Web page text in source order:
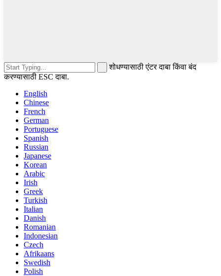
शोधण्यासाठी एंटर दाबा किंवा बंद
करण्यासाठी ESC दाबा.
English
Chinese
French
German
Portuguese
Spanish
Russian
Japanese
Korean
Arabic
Irish
Greek
Turkish
Italian
Danish
Romanian
Indonesian
Czech
Afrikaans
Swedish
Polish